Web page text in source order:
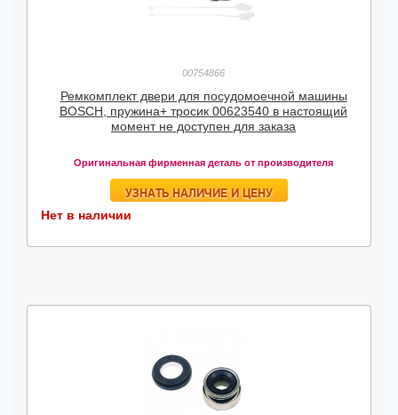
00754866
Ремкомплект двери для посудомоечной машины
BOSCH, пружина+ тросик 00623540 в настоящий
момент не доступен для заказа
Оригинальная фирменная деталь от производителя
УЗНАТЬ НАЛИЧИЕ И ЦЕНУ
Нет в наличии